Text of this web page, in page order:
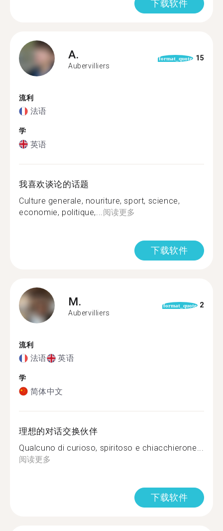
下载软件
A.
Aubervilliers
format_quote 15
流利
法语
学
英语
我喜欢谈论的话题
Culture generale, nouriture, sport, science,
economie, politique,... 阅读更多
下载软件
M.
Aubervilliers
format_quote 2
流利
法语 英语
学
简体中文
理想的对话交换伙伴
Qualcuno di curioso, spiritoso e chiacchierone...
阅读更多
下载软件